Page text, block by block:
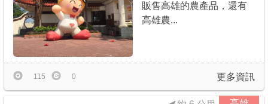
販售高雄的農產品，還有
高雄農...
更多資訊
115 0